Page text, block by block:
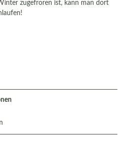
zugefroren ist, kann man dort